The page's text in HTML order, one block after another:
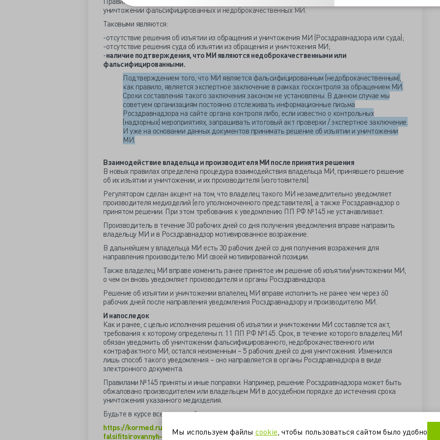
уничтожении фальсифицированных и недоброкачественных МИ.
Таковыми являются:
-отсутствие решения об изъятии из обращения и уничтожения МИ (Росздравнадзора или суда);
-отсутствие решения суда об изъятии из обращения и уничтожения МИ;
-наличие подтверждения, что МИ являются недоброкачественными или
фальсифицированными.
Подтверждением того, что МИ является фальсифицированным (недоброкачественным),
как правило, является экспертное заключение в рамках госконтроля за обращением МИ.
Сроки составления такого заключения законом не установлены. В данном случае мы
советуем организациям постоянно отслеживать информационные письма
Росздравнадзора на сайте органа контроля либо, если известно о контрольных
(надзорных) мероприятиях, запрашивать итоговый акт проверки / экспертное заключение.
И уже на основании данных документов принимать решение об изъятии и уничтожении
МИ.
Взаимодействие владельца и производителя МИ после принятия решения
В новых правилах определена процедура взаимодействия владельца МИ, принявшего решение
об их изъятии и уничтожении, и их производителя (изготовителя).
Регулятором сделан акцент на том, что владелец такого МИ незамедлительно уведомляет
производителя медизделий (его уполномоченного представителя), а также Росздравнадзор о
принятом решении. При этом требования к уведомлению ПП РФ №145 не устанавливает.
Производитель в течение 30 рабочих дней со дня получения уведомления вправе направить
владельцу МИ и в Росздравнадзор мотивированное возражение.
В дальнейшем у владельца МИ есть 30 рабочих дней со дня получения возражения для
направления производителю МИ своей мотивированной позиции.
Также владелец МИ вправе изменить ранее принятое им решение об изъятии/уничтожении МИ,
о чем он вновь уведомляет производителя и органы Росздравнадзора.
Решение об изъятии и уничтожении влалелец МИ вправе исполнить не ранее чем через 60
рабочих дней после направления уведомления Росздравнадзору и производителю МИ.
И напоследок
Как и ранее, с целью исполнения решения об изъятии и уничтожении МИ составляется акт,
требования к которому определены п. 11 ПП РФ №145. Срок, в течение которого владелец МИ
обязан уведомить об уничтожении фальсифицированного, недоброкачественного или
контрафактного МИ, остался неизменным – 5 рабочих дней со дня уничтожения. Изменился
лишь способ такого уведомления – оно направляется в органы Росздравнадзора в виде
электронного документа.
Правилами №145 приняты и иные поправки. Например, решение Росздравнадзора может быть
обжаловано производителем или владельцем МИ в досудебном порядке до истечения срока
уничтожения указанного медизделия.
Будьте в курсе всех новостей.
https://kormed.ru/novosti/vse-v-util-2-novyy-poryadok-izyatiya-i-unichtozheniya-
falsifitsirovannyh-i-nedobrokachestvennyh-medizdeliy/
Мы используем файлы cookie , чтобы пользоваться сайтом было удобно